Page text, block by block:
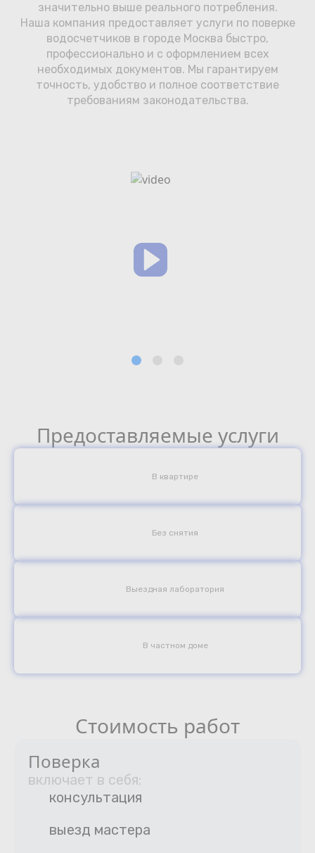
значительно выше реального потребления.
Наша компания предоставляет услуги по поверке
водосчетчиков в городе Москва быстро,
профессионально и с оформлением всех
необходимых документов. Мы гарантируем
точность, удобство и полное соответствие
требованиям законодательства.
Предоставляемые услуги
В квартире
Без снятия
Выездная лаборатория
В частном доме
Стоимость работ
Поверка
включает в себя:
консультация
выезд мастера